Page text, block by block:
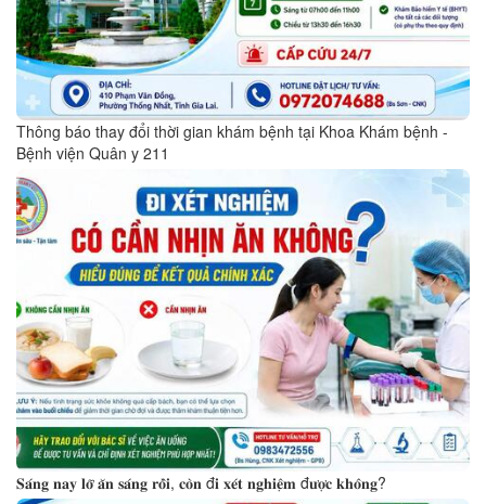
Thông báo thay đổi thời gian khám bệnh tại Khoa Khám bệnh -
Bệnh viện Quân y 211
𝐒𝐚́𝐧𝐠 𝐧𝐚𝐲 𝐥𝐨̛̃ 𝐚̆𝐧 𝐬𝐚́𝐧𝐠 𝐫𝐨̂̀𝐢, 𝐜𝐨̀𝐧 đ𝐢 𝐱𝐞́𝐭 𝐧𝐠𝐡𝐢𝐞̣̂𝐦 đ𝐮̛𝐨̛̣𝐜 𝐤𝐡𝐨̂𝐧𝐠?